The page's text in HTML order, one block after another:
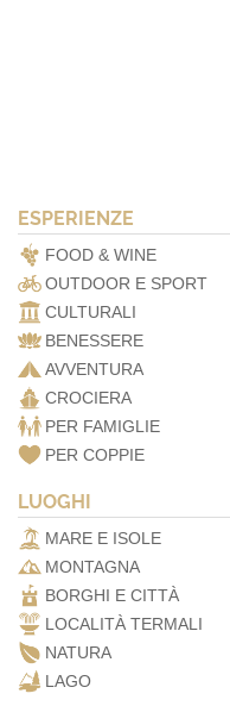
ESPERIENZE
FOOD & WINE
OUTDOOR E SPORT
CULTURALI
BENESSERE
AVVENTURA
CROCIERA
PER FAMIGLIE
PER COPPIE
LUOGHI
MARE E ISOLE
MONTAGNA
BORGHI E CITTÀ
LOCALITÀ TERMALI
NATURA
LAGO